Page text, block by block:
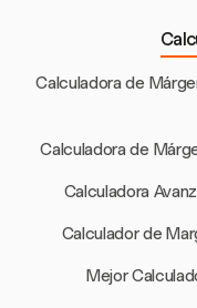
Calculadora de
Calculadora de
Calculadora
Calculador de
Mejor